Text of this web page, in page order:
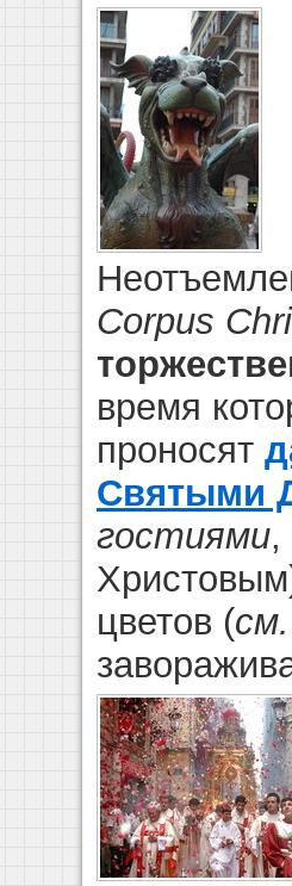
Corpus
время
проносят
Святыми
гостиями,
цветов (см.